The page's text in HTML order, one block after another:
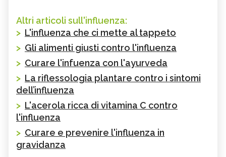
Altri articoli sull'influenza:
> L'influenza che ci mette al tappeto
> Gli alimenti giusti contro l'influenza
> Curare l'infuenza con l'ayurveda
> La riflessologia plantare contro i sintomi
dell’influenza
> L'acerola ricca di vitamina C contro
l'influenza
> Curare e prevenire l'influenza in
gravidanza